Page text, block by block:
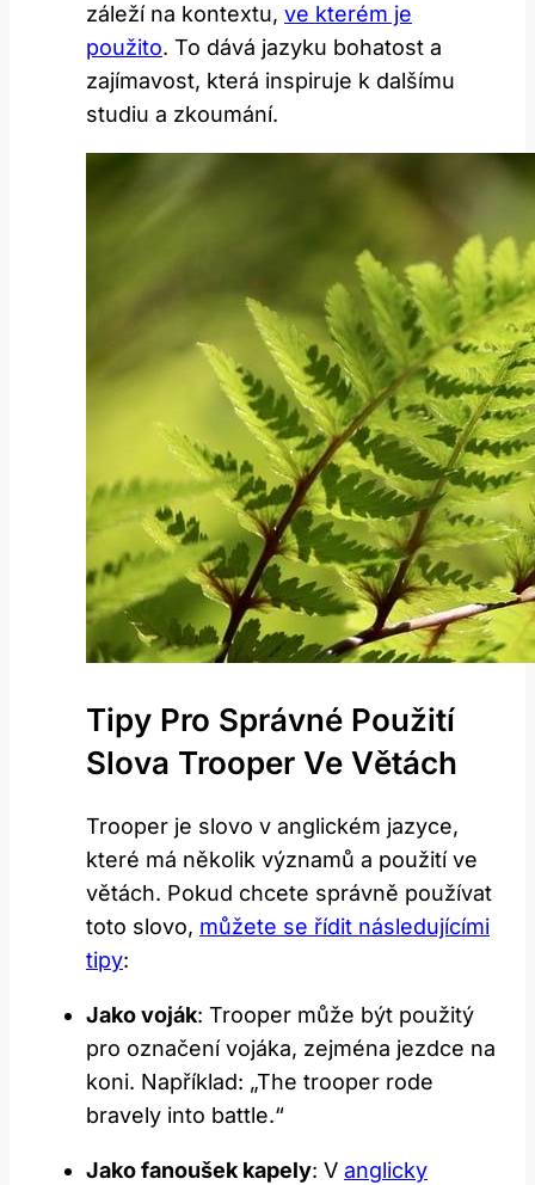
záleží na kontextu, ve kterém je
použito. To dává jazyku bohatost a
zajímavost, která inspiruje k dalšímu
studiu a zkoumání.
Tipy Pro Správné Použití
Slova Trooper Ve Větách
Trooper je slovo v anglickém jazyce,
které má několik významů a použití ve
větách. Pokud chcete správně používat
toto slovo, můžete se řídit následujícími
tipy:
Jako voják: Trooper může být použitý
pro označení vojáka, zejména jezdce na
koni. Například: „The trooper rode
bravely into battle.“
Jako fanoušek kapely: V anglicky